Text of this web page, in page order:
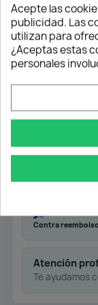
para
Medidas:
ancho
Envío
Desde 50 €
Contra reembolso
Atención
Te ayudamos
Acepte las
publicidad. Las
utilizan para
¿Aceptas estas
personales